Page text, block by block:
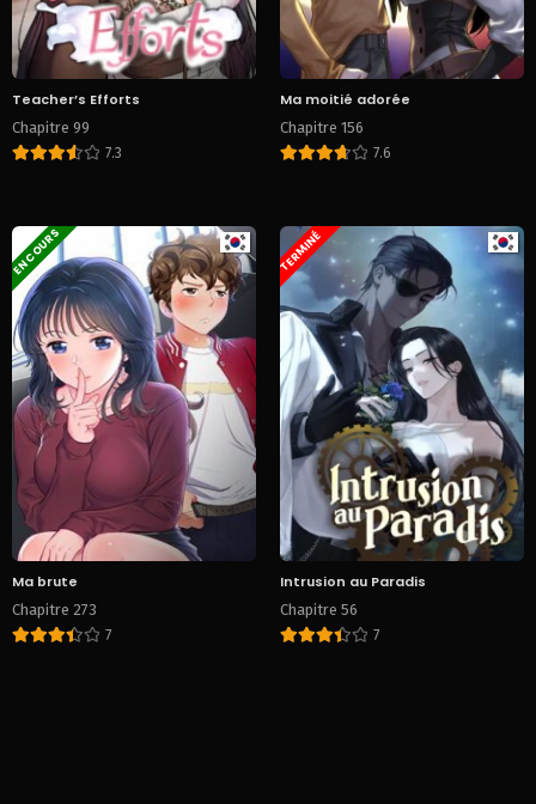
Teacher’s Efforts
Chapitre 99
7.3
Ma moitié adorée
Chapitre 156
7.6
EN COURS
Ma brute
Chapitre 273
7
TERMINÉ
Intrusion au Paradis
Chapitre 56
7